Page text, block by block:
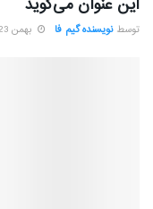
این عنوان می‌گوید
توسط نویسنده گیم فا بهمن 23, 1403